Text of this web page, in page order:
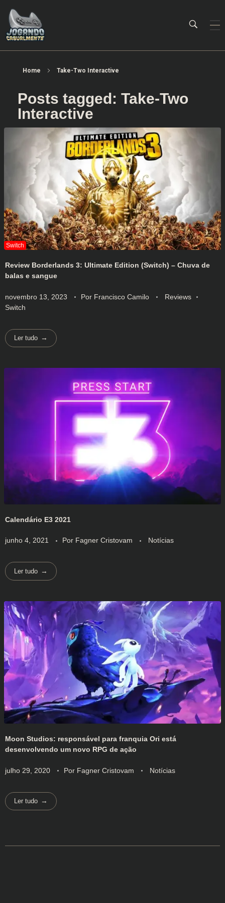
Home Take-Two Interactive
Posts tagged: Take-Two
Interactive
Review Borderlands 3: Ultimate Edition (Switch) – Chuva de
balas e sangue
novembro 13, 2023 Por Francisco Camilo
Reviews
Switch
Ler tudo
Calendário E3 2021
junho 4, 2021 Por Fagner Cristovam Notícias
Ler tudo
Moon Studios: responsável para franquia Ori está
desenvolvendo um novo RPG de ação
julho 29, 2020 Por Fagner Cristovam Notícias
Ler tudo